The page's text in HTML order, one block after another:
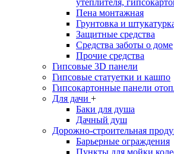
утеплителя,
Пена монтажная
Грунтовка и
Защитные средства
Средства заботы о доме
Прочие средства
Гипсовые 3D панели
Гипсовые статуетки и кашпо
Гипсокартонные панели
Для дачи +
Баки для душа
Дачный душ
Дорожно-строительная
Барьерные ограждения
Пункты для мойки